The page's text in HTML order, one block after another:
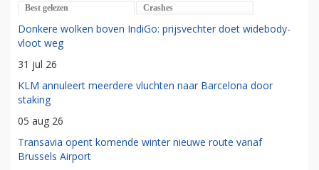
Best gelezen Crashes
Donkere wolken boven IndiGo: prijsvechter doet widebody-
vloot weg
31 jul 26
KLM annuleert meerdere vluchten naar Barcelona door
staking
05 aug 26
Transavia opent komende winter nieuwe route vanaf
Brussels Airport